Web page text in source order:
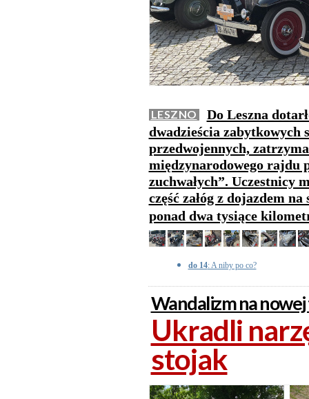
LESZNO
Do Leszna
dwadzieścia zabytkowych
przedwojennych,
międzynarodowego rajdu
zuchwałych”. Uczestnicy
część załóg z dojazdem
ponad dwa tysiące
do 14: A niby po co?
Wandalizm na
Ukradli
stojak